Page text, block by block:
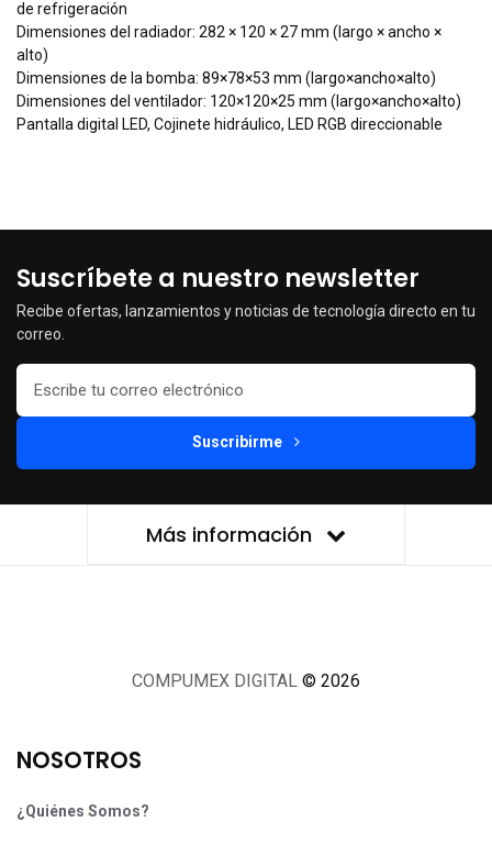
de refrigeración
Dimensiones del radiador: 282 × 120 × 27 mm (largo × ancho ×
alto)
Dimensiones de la bomba: 89×78×53 mm (largo×ancho×alto)
Dimensiones del ventilador: 120×120×25 mm (largo×ancho×alto)
Pantalla digital LED, Cojinete hidráulico, LED RGB direccionable
Suscríbete a nuestro newsletter
Recibe ofertas, lanzamientos y noticias de tecnología directo en tu
correo.
Suscribirme
Más información
COMPUMEX DIGITAL © 2026
NOSOTROS
¿Quiénes Somos?